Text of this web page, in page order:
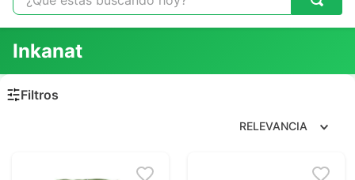
1.
omega 3
2.
citrato magnesio
glicinato magnesio
Inkanat
RELEVANCIA